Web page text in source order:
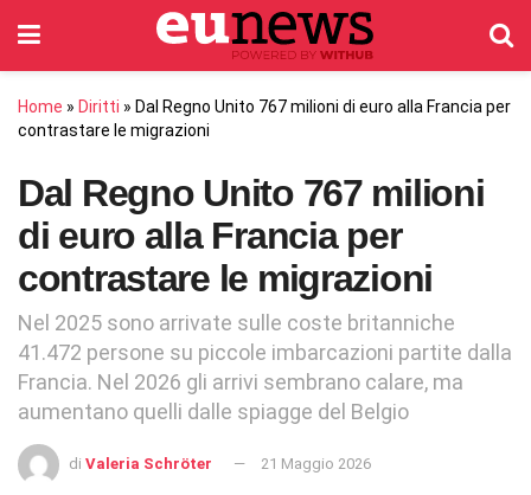
Home » Diritti » Dal Regno Unito 767 milioni di euro alla Francia per
contrastare le migrazioni
Dal Regno Unito 767 milioni
di euro alla Francia per
contrastare le migrazioni
Nel 2025 sono arrivate sulle coste britanniche
41.472 persone su piccole imbarcazioni partite dalla
Francia. Nel 2026 gli arrivi sembrano calare, ma
aumentano quelli dalle spiagge del Belgio
di Valeria Schröter 21 Maggio 2026